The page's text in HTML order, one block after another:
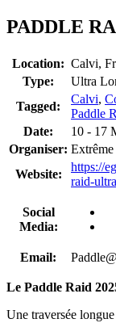
PADDLE
Location: Calvi,
Type:
Ultra
Tagged:
Calvi,
Paddle
Date:
10 - 17
Organiser:
Website:
https://
raid-
Social
Media:
Email:
Le Paddle Raid
Une traversée